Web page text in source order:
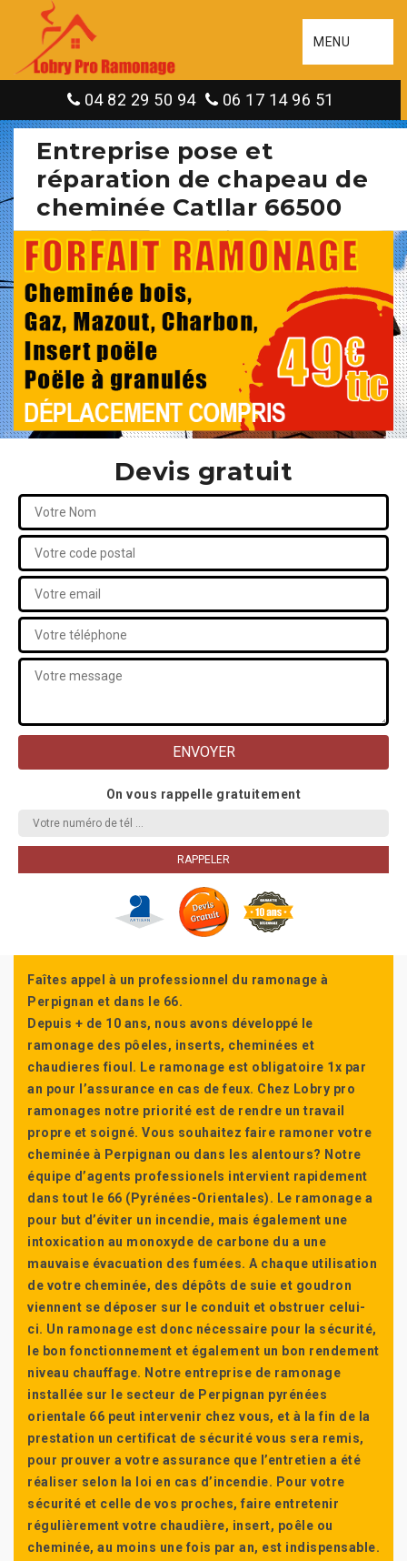
MENU
04 82 29 50 94 06 17 14 96 51
Entreprise pose et
réparation de chapeau de
cheminée Catllar 66500
Devis gratuit
On vous rappelle gratuitement
Faîtes appel à un professionnel du ramonage à
Perpignan et dans le 66.
Depuis + de 10 ans, nous avons développé le
ramonage des pôeles, inserts, cheminées et
chaudieres fioul. Le ramonage est obligatoire 1x par
an pour l’assurance en cas de feux. Chez Lobry pro
ramonages notre priorité est de rendre un travail
propre et soigné. Vous souhaitez faire ramoner votre
cheminée à Perpignan ou dans les alentours? Notre
équipe d’agents professionels intervient rapidement
dans tout le 66 (Pyrénées-Orientales). Le ramonage a
pour but d’éviter un incendie, mais également une
intoxication au monoxyde de carbone du a une
mauvaise évacuation des fumées. A chaque utilisation
de votre cheminée, des dépôts de suie et goudron
viennent se déposer sur le conduit et obstruer celui-
ci. Un ramonage est donc nécessaire pour la sécurité,
le bon fonctionnement et également un bon rendement
niveau chauffage. Notre entreprise de ramonage
installée sur le secteur de Perpignan pyrénées
orientale 66 peut intervenir chez vous, et à la fin de la
prestation un certificat de sécurité vous sera remis,
pour prouver a votre assurance que l’entretien a été
réaliser selon la loi en cas d’incendie. Pour votre
sécurité et celle de vos proches, faire entretenir
régulièrement votre chaudière, insert, poêle ou
cheminée, au moins une fois par an, est indispensable.